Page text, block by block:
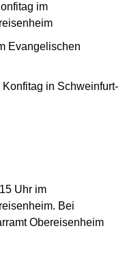
im
Evangelischen
in Schweinfurt-
Uhr im
Bei
Obereisenheim